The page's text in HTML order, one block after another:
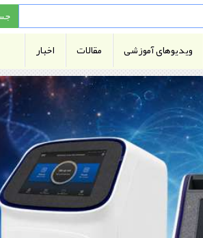
ویدیوهای آموزشی مقالات اخبار